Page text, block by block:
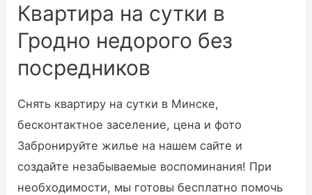
Лучшие
цены
на
Отели
Квартира на сутки в
Гродно недорого без
посредников
Снять квартиру на сутки в Минске,
бесконтактное заселение, цена и фото
Забронируйте жилье на нашем сайте и
создайте незабываемые воспоминания! При
необходимости, мы готовы бесплатно помочь